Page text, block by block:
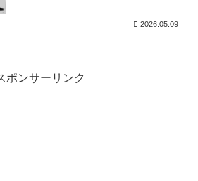
2026.05.09
ポンサーリンク